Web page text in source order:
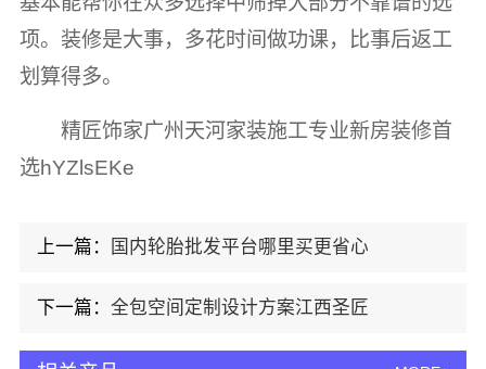
项。装修是大事，多花时间做功课，比事后返工
划算得多。
精匠饰家广州天河家装施工专业新房装修首
选hYZlsEKe
上一篇： 国内轮胎批发平台哪里买更省心
下一篇：全包空间定制设计方案江西圣匠